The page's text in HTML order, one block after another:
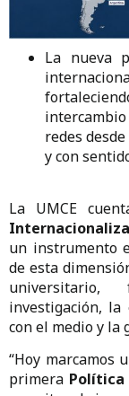
La nueva
redes
y con
La UMCE
un instrumento
de esta
investigación, la
con el medio y la
“Hoy marcamos
primera